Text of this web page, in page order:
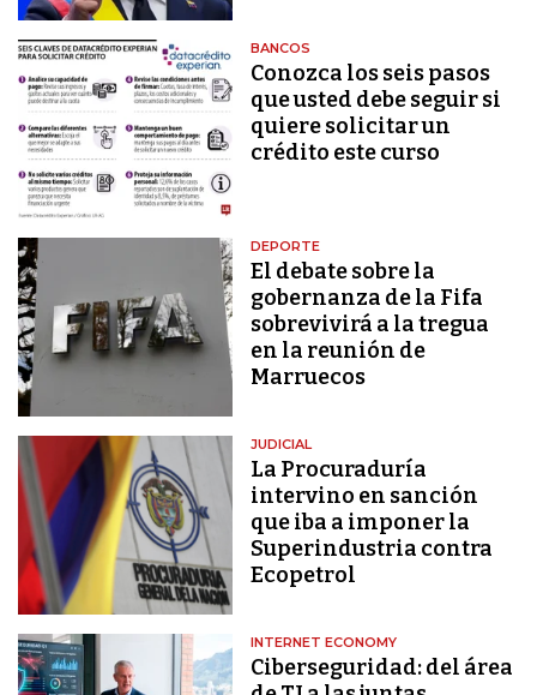
BANCOS
Conozca los seis pasos
que usted debe seguir si
quiere solicitar un
crédito este curso
DEPORTE
El debate sobre la
gobernanza de la Fifa
sobrevivirá a la tregua
en la reunión de
Marruecos
JUDICIAL
La Procuraduría
intervino en sanción
que iba a imponer la
Superindustria contra
Ecopetrol
INTERNET ECONOMY
Ciberseguridad: del área